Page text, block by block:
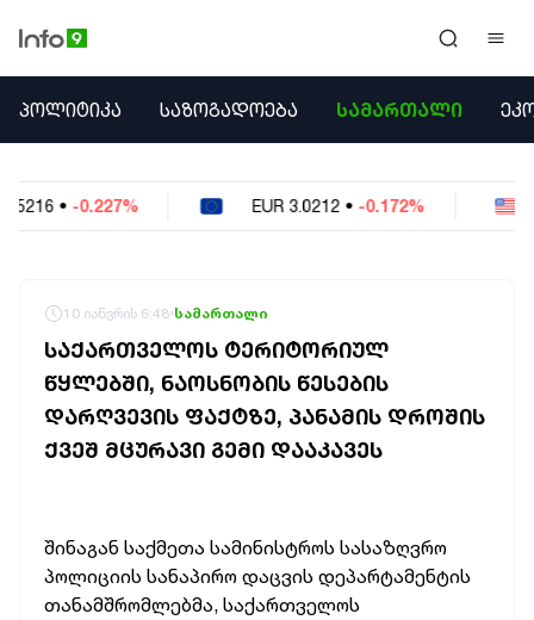
ᲞᲝᲚᲘᲢᲘᲙᲐ
ᲔᲙᲝᲜᲝᲛᲘᲙᲐ
ᲣᲪᲮᲝᲔᲗᲘ
ᲐᲛᲘᲜᲓᲘ
ᲡᲐᲛᲮᲔᲓᲠᲝ
ᲠᲔᲒᲘᲝᲜᲘ
ᲘᲜᲢᲔᲠᲕᲘᲣ
ᲞᲝᲚᲘᲢᲘᲙᲐ ᲡᲐᲖᲝᲒᲐᲓᲝᲔᲑᲐ ᲡᲐᲛᲐᲠᲗᲐᲚᲘ
EUR 3.0212 -0.172% USD 2.621 -
10 იანვრის 6:48 სამართალი
ᲡᲐᲥᲐᲠᲗᲕᲔᲚᲝᲡ ᲢᲔᲠᲘᲢᲝᲠᲘᲣᲚ
ᲬᲧᲚᲔᲑᲨᲘ, ᲜᲐᲝᲡᲜᲝᲑᲘᲡ ᲬᲔᲡᲔᲑᲘᲡ
ᲓᲐᲠᲦᲕᲔᲕᲘᲡ ᲤᲐᲥᲢᲖᲔ, ᲞᲐᲜᲐᲛᲘᲡ ᲓᲠᲝᲨᲘᲡ
ᲥᲕᲔᲨ ᲛᲪᲣᲠᲐᲕᲘ ᲒᲔᲛᲘ ᲓᲐᲐᲙᲐᲕᲔᲡ
შინაგან საქმეთა სამინისტროს სასაზღვრო
პოლიციის სანაპირო დაცვის დეპარტამენტის
თანამშრომლებმა, საქართველოს